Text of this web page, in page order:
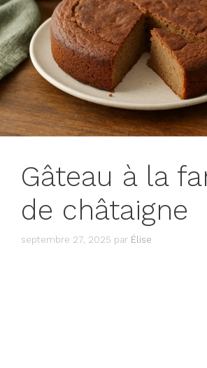
Gâteau à la
de châtaigne
septembre 27, 2025 par Élise